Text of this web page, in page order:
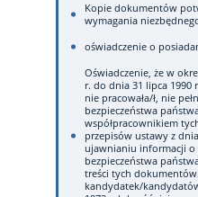
Kopie dokumentów
wymagania
oświadczenie o
Oświadczenie, że w
r. do dnia 31 lipca
nie pracowała/ł, nie
bezpieczeństwa
współpracownikiem
przepisów ustawy z
ujawnianiu informacji
bezpieczeństwa
treści tych
kandydatek/